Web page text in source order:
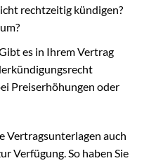
rechtzeitig kündigen?
es in Ihrem Vertrag
Preiserhöhungen oder
Vertragsunterlagen auch
Verfügung. So haben Sie